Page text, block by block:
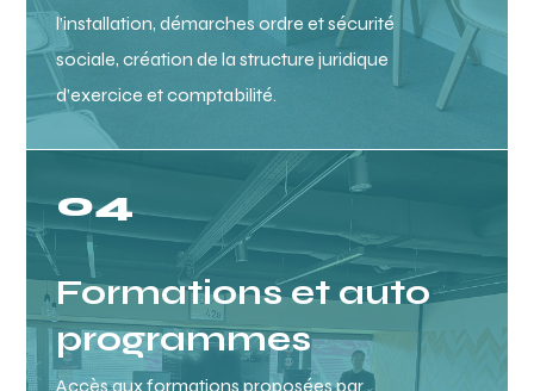
l’installation, démarches ordre et sécurité
sociale, création de la structure juridique
d’exercice et comptabilité.
04
Formations et auto
programmes
Accès aux formations proposées par